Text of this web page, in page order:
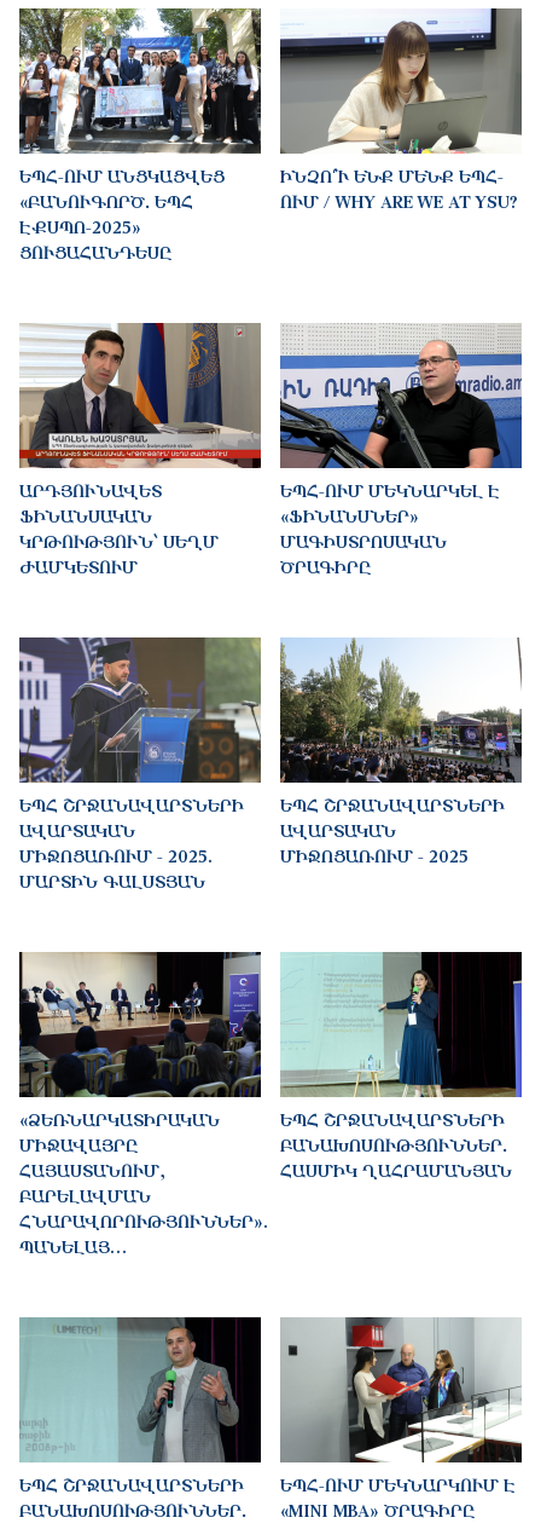
ԵՊՀ-ՈՒՄ ԱՆՑԿԱՑՎԵՑ
«ԲԱՆՈՒԳՈՐԾ․ ԵՊՀ
ԷՔՍՊՈ-2025»
ՑՈՒՑԱՀԱՆԴԵՍԸ
ԻՆՉՈ՞Ւ ԵՆՔ ՄԵՆՔ ԵՊՀ-
ՈՒՄ / WHY ARE WE AT YSU?
ԱՐԴՅՈՒՆԱՎԵՏ
ՖԻՆԱՆՍԱԿԱՆ
ԿՐԹՈՒԹՅՈՒՆ՝ ՍԵՂՄ
ԺԱՄԿԵՏՈՒՄ
ԵՊՀ-ՈՒՄ ՄԵԿՆԱՐԿԵԼ Է
«ՖԻՆԱՆՍՆԵՐ»
ՄԱԳԻՍՏՐՈՍԱԿԱՆ
ԾՐԱԳԻՐԸ
ԵՊՀ ՇՐՋԱՆԱՎԱՐՏՆԵՐԻ
ԱՎԱՐՏԱԿԱՆ
ՄԻՋՈՑԱՌՈՒՄ - 2025.
ՄԱՐՏԻՆ ԳԱԼՍՏՅԱՆ
ԵՊՀ ՇՐՋԱՆԱՎԱՐՏՆԵՐԻ
ԱՎԱՐՏԱԿԱՆ
ՄԻՋՈՑԱՌՈՒՄ - 2025
«ՁԵՌՆԱՐԿԱՏԻՐԱԿԱՆ
ՄԻՋԱՎԱՅՐԸ
ՀԱՅԱՍՏԱՆՈՒՄ,
ԲԱՐԵԼԱՎՄԱՆ
ՀՆԱՐԱՎՈՐՈՒԹՅՈՒՆՆԵՐ».
ՊԱՆԵԼԱՅ…
ԵՊՀ ՇՐՋԱՆԱՎԱՐՏՆԵՐԻ
ԲԱՆԱԽՈՍՈՒԹՅՈՒՆՆԵՐ․
ՀԱՍՄԻԿ ՂԱՀՐԱՄԱՆՅԱՆ
ԵՊՀ ՇՐՋԱՆԱՎԱՐՏՆԵՐԻ
ԲԱՆԱԽՈՍՈՒԹՅՈՒՆՆԵՐ․
ԵՊՀ-ՈՒՄ ՄԵԿՆԱՐԿՈՒՄ Է
«MINI MBA» ԾՐԱԳԻՐԸ